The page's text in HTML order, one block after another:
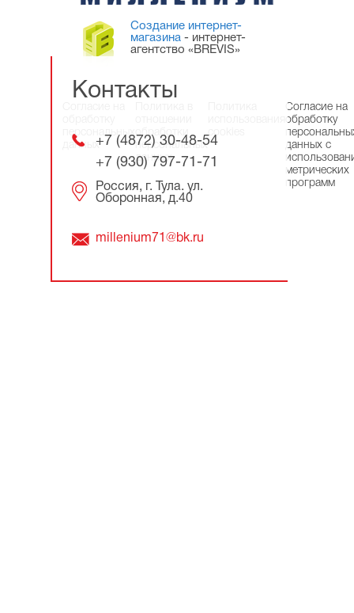
Контакты
+7 (4872) 30-48-54
+7 (930) 797-71-71
Россия, г. Тула. ул.
Оборонная, д.40
millenium71@bk.ru
Создание интернет-
магазина - интернет-
агентство «BREVIS»
персональных
данных
обработки
персональных
данных
cookies
Согласие на
обработку
данных с
метрических
программ